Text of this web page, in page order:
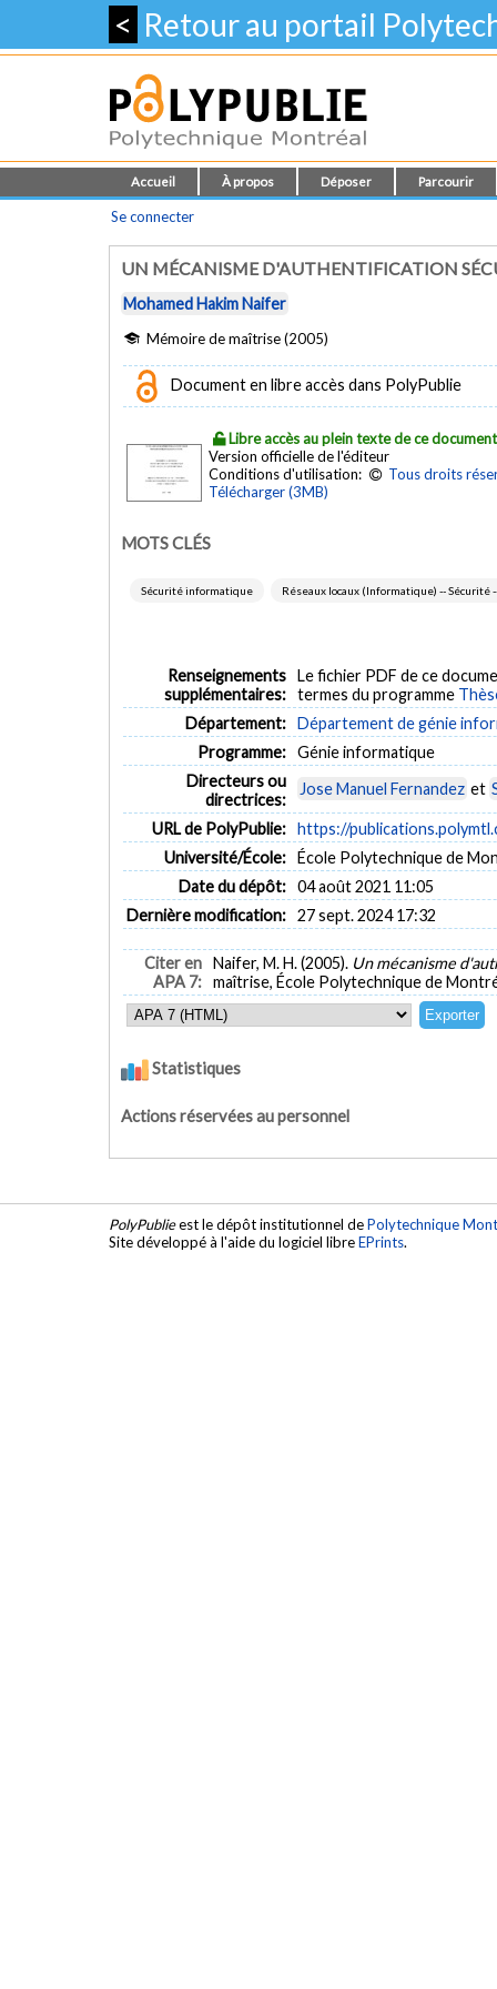
< Retour au portail
Accueil À propos Déposer Parcourir
Se connecter
UN MÉCANISME D'AUTHENTIFICATION
Mohamed Hakim Naifer
Mémoire de maîtrise (2005)
Document en libre accès dans PolyPublie
Libre accès au plein texte de ce document
Version officielle de l'éditeur
Conditions d'utilisation:
Tous droits
Télécharger (3MB)
MOTS CLÉS
Sécurité informatique Réseaux locaux (Informatique) -- Sécurité
Renseignements
supplémentaires:
Le fichier PDF de ce
termes du programme
Département: Département de génie
Programme: Génie informatique
Directeurs ou
directrices:
Jose Manuel Fernandez et
URL de PolyPublie: https://
Université/École: École Polytechnique de
Date du dépôt: 04 août 2021 11:05
Dernière modification: 27 sept. 2024 17:32
Citer en
APA 7:
Naifer, M. H. (2005). Un mécanisme
maîtrise, École Polytechnique de
Statistiques
Actions réservées au personnel
PolyPublieest le dépôt institutionnel dePolytechnique
Site développé à l'aide du logiciel libreEPrints.